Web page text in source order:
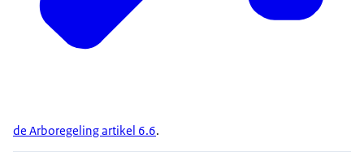
de Arboregeling artikel 6.6.